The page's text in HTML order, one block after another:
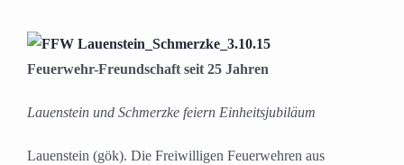
Feuerwehr-Freundschaft seit 25 Jahren
Lauenstein und Schmerzke feiern Einheitsjubiläum
Lauenstein (gök). Die Freiwilligen Feuerwehren aus